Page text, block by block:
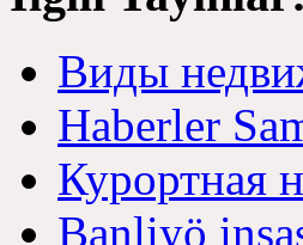
Виды
Haberler
Курортная
Banliyö